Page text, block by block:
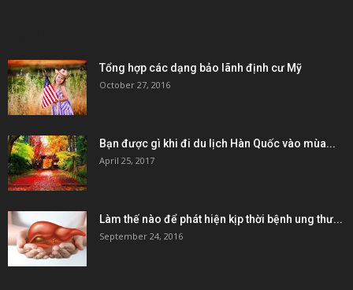
Tổng hợp các dạng bảo lãnh định cư Mỹ
October 27, 2016
Bạn được gì khi đi du lịch Hàn Quốc vào mùa...
April 25, 2017
Làm thế nào để phát hiện kịp thời bệnh ung thư...
September 24, 2016